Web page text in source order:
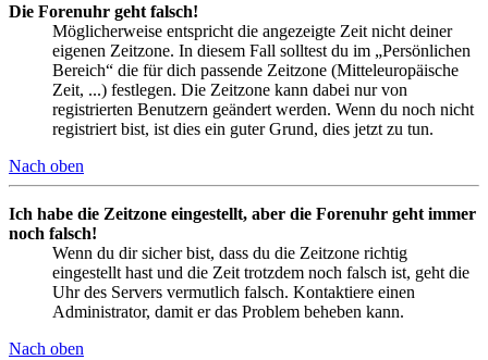
Die Forenuhr geht falsch!
Möglicherweise entspricht die angezeigte Zeit nicht deiner
eigenen Zeitzone. In diesem Fall solltest du im „Persönlichen
Bereich“ die für dich passende Zeitzone (Mitteleuropäische
Zeit, ...) festlegen. Die Zeitzone kann dabei nur von
registrierten Benutzern geändert werden. Wenn du noch nicht
registriert bist, ist dies ein guter Grund, dies jetzt zu tun.
Nach oben
Ich habe die Zeitzone eingestellt, aber die Forenuhr geht immer
noch falsch!
Wenn du dir sicher bist, dass du die Zeitzone richtig
eingestellt hast und die Zeit trotzdem noch falsch ist, geht die
Uhr des Servers vermutlich falsch. Kontaktiere einen
Administrator, damit er das Problem beheben kann.
Nach oben